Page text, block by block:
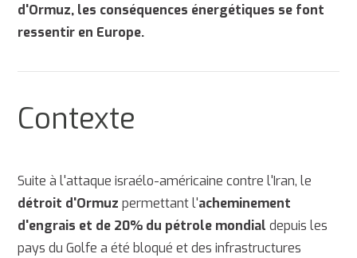
d'Ormuz, les conséquences énergétiques se font
ressentir en Europe.
Contexte
Suite à l'attaque israélo-américaine contre l'Iran, le
détroit d'Ormuz permettant l'acheminement
d'engrais et de 20% du pétrole mondial depuis les
pays du Golfe a été bloqué et des infrastructures